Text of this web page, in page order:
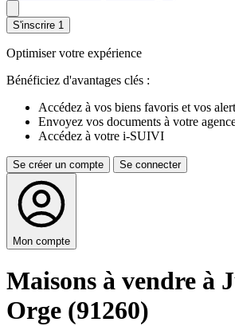
S'inscrire 1
Optimiser votre expérience
Bénéficiez d'avantages clés :
Accédez à vos biens favoris et vos
Envoyez vos documents à votre
Accédez à votre i-SUIVI
Se créer un compte Se connecter
Mon compte
Maisons à vendre à
Orge (91260)